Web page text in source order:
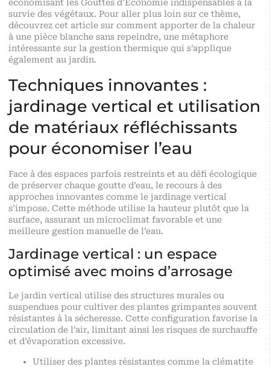
économisant les Gouttes d’Économie indispensables à la
survie des végétaux. Pour aller plus loin sur ce thème,
découvrez cet article sur comment apporter de la chaleur
à une pièce blanche sans repeindre, une métaphore
intéressante sur la gestion thermique qui s’applique
également au jardin.
Techniques innovantes :
jardinage vertical et utilisation
de matériaux réfléchissants
pour économiser l’eau
Face à des espaces parfois restreints et au défi écologique
de préserver chaque goutte d’eau, le recours à des
approches innovantes comme le jardinage vertical
s’impose. Cette méthode utilise la hauteur plutôt que la
surface, assurant un microclimat favorable et une
meilleure gestion manuelle de l’eau.
Jardinage vertical : un espace
optimisé avec moins d’arrosage
Le jardin vertical utilise des structures murales ou
suspendues pour cultiver des plantes grimpantes souvent
résistantes à la sécheresse. Cette configuration favorise la
circulation de l’air, limitant ainsi les risques de surchauffe
et d’évaporation excessive.
Utiliser des plantes résistantes comme la clématite